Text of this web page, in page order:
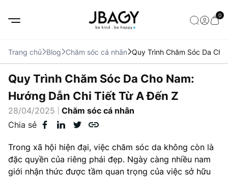
0
Trang chủ Blog Chăm sóc cá nhân Quy Trình Chăm Sóc Da
Quy Trình Chăm Sóc Da Cho Nam:
Hướng Dẫn Chi Tiết Từ A Đến Z
28/04/2025
Chăm sóc cá nhân
Chia sẻ
Trong xã hội hiện đại, việc chăm sóc da không còn là
đặc quyền của riêng phái đẹp. Ngày càng nhiều nam
giới nhận thức được tầm quan trọng của việc sở hữu